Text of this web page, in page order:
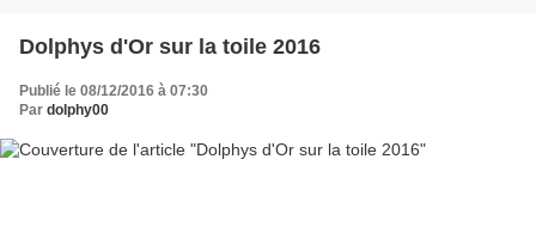
Dolphys d'Or sur la toile 2016
Publié le 08/12/2016 à 07:30
Par dolphy00